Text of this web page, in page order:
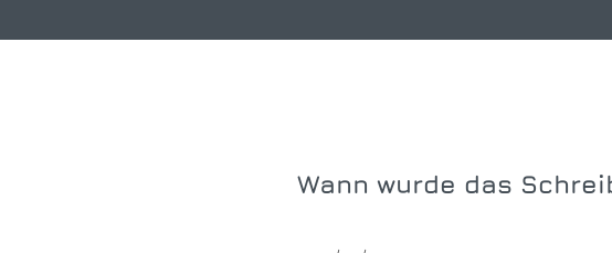
Wann wurde das